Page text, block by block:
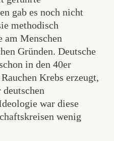
gab es noch nicht
methodisch
am Menschen
Gründen. Deutsche
in den 40er
Krebs erzeugt,
war diese
wenig